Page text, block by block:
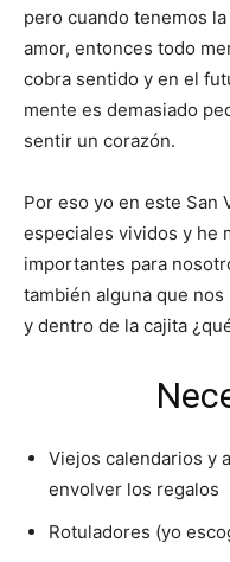
pero cuando tenemos
amor, entonces todo
cobra sentido y en el
mente es demasiado
sentir un corazón.
Por eso yo en este San
especiales vividos y he
importantes para
también alguna que
y dentro de la cajita
Viejos calendarios y
envolver los regalos
Rotuladores (yo